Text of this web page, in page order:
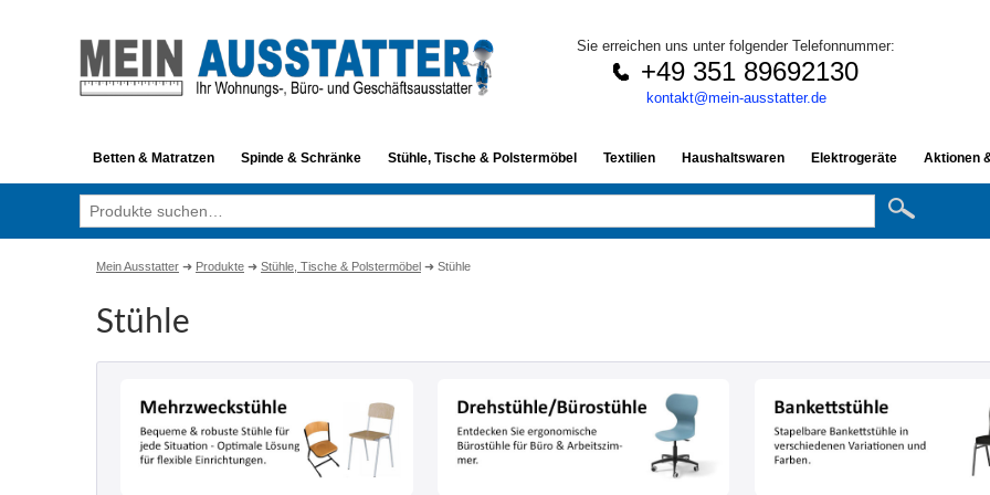
Sie erreichen uns unter folgender Telefonnummer:
+49 351 89692130
kontakt@mein-ausstatter.de
Betten & Matratzen Spinde & Schränke Stühle, Tische & Polstermöbel Textilien Haushaltswaren Elektrogeräte Aktionen
Suche
nach:
Mein Ausstatter ➜ Produkte ➜ Stühle, Tische & Polstermöbel ➜ Stühle
Stühle